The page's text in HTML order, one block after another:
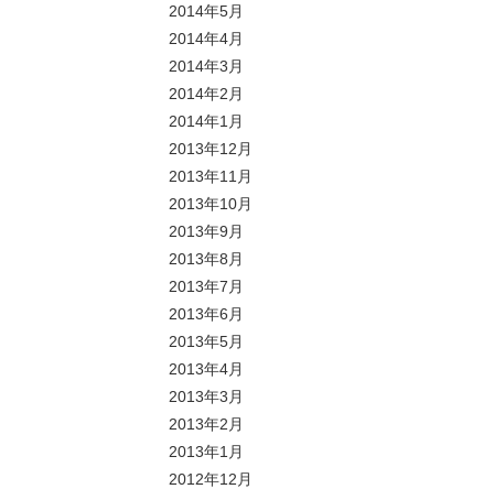
2014年5月
2014年4月
2014年3月
2014年2月
2014年1月
2013年12月
2013年11月
2013年10月
2013年9月
2013年8月
2013年7月
2013年6月
2013年5月
2013年4月
2013年3月
2013年2月
2013年1月
2012年12月